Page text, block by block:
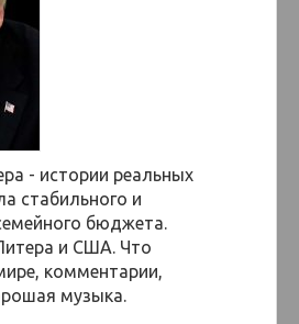
- истории реальных
стабильного и
бюджета.
и США. Что
комментарии,
музыка.